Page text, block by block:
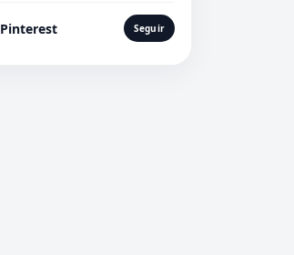
Pinterest Seguir